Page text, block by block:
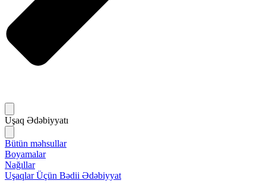
Uşaq Ədəbiyyatı
Bütün məhsullar
Boyamalar
Nağıllar
Uşaqlar Üçün Bədii Ədəbiyyat